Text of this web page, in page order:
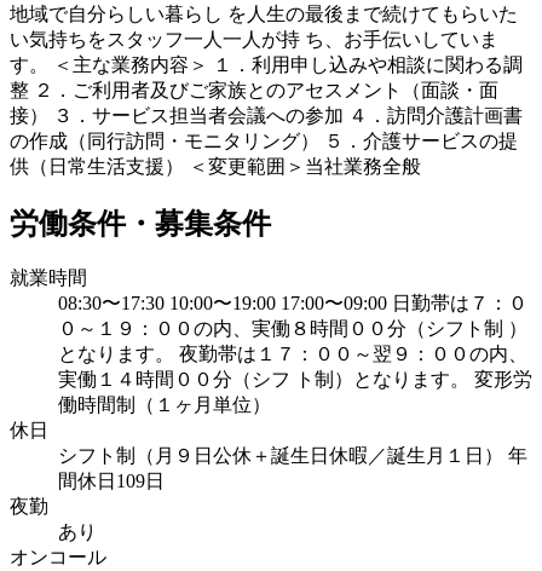
地域で自分らしい暮らし を人生の最後まで続けてもらいた
い気持ちをスタッフ一人一人が持 ち、お手伝いしていま
す。 ＜主な業務内容＞ １．利用申し込みや相談に関わる調
整 ２．ご利用者及びご家族とのアセスメント（面談・面
接） ３．サービス担当者会議への参加 ４．訪問介護計画書
の作成（同行訪問・モニタリング） ５．介護サービスの提
供（日常生活支援） ＜変更範囲＞当社業務全般
労働条件・募集条件
就業時間
08:30〜17:30 10:00〜19:00 17:00〜09:00 日勤帯は７：０
０～１９：００の内、実働８時間００分（シフト制 ）
となります。 夜勤帯は１７：００～翌９：００の内、
実働１４時間００分（シフ ト制）となります。 変形労
働時間制（１ヶ月単位）
休日
シフト制（月９日公休＋誕生日休暇／誕生月１日） 年
間休日109日
夜勤
あり
オンコール